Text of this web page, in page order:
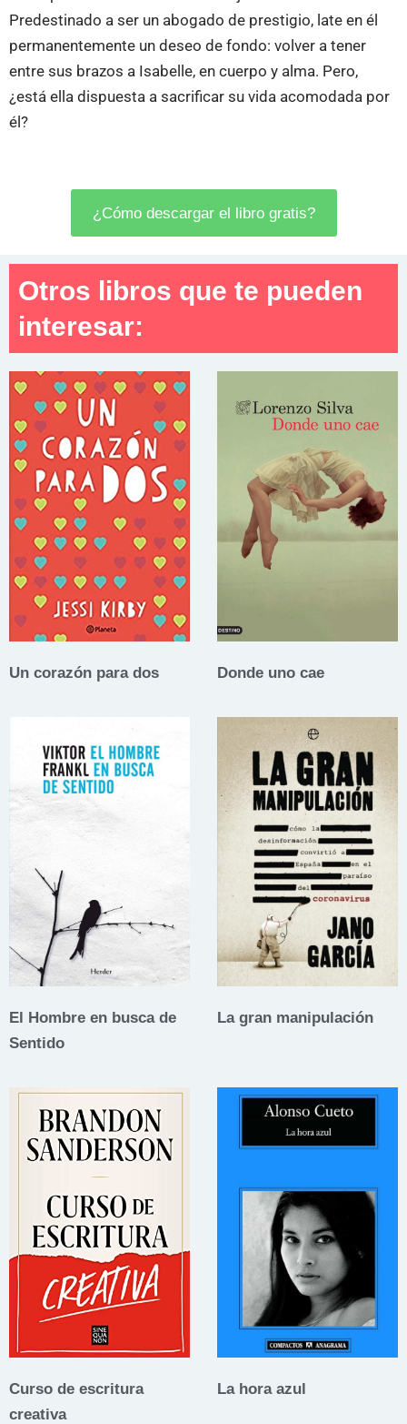
Predestinado a ser un abogado de prestigio, late en él
permanentemente un deseo de fondo: volver a tener
entre sus brazos a Isabelle, en cuerpo y alma. Pero,
¿está ella dispuesta a sacrificar su vida acomodada por
él?
¿Cómo descargar el libro gratis?
Otros libros que te pueden
interesar:
Un corazón para dos Donde uno cae
El Hombre en busca de
Sentido
La gran manipulación
Curso de escritura
creativa
La hora azul